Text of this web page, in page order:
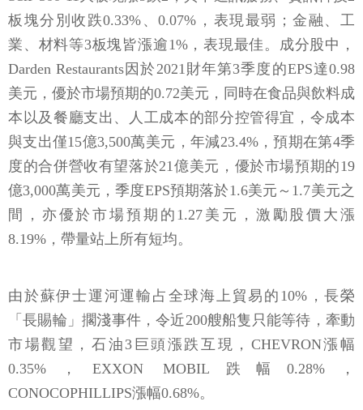
板塊分別收跌0.33%、0.07%，表現最弱；金融、工
業、材料等3板塊皆漲逾1%，表現最佳。成分股中，
Darden Restaurants因於2021財年第3季度的EPS達0.98
美元，優於市場預期的0.72美元，同時在食品與飲料成
本以及餐廳支出、人工成本的部分控管得宜，令成本
與支出僅15億3,500萬美元，年減23.4%，預期在第4季
度的合併營收有望落於21億美元，優於市場預期的19
億3,000萬美元，季度EPS預期落於1.6美元～1.7美元之
間，亦優於市場預期的1.27美元，激勵股價大漲
8.19%，帶量站上所有短均。
由於蘇伊士運河運輸占全球海上貿易的10%，長榮
「長賜輪」擱淺事件，令近200艘船隻只能等待，牽動
市場觀望，石油3巨頭漲跌互現，CHEVRON漲幅
0.35%，EXXON MOBIL跌幅0.28%，
CONOCOPHILLIPS漲幅0.68%。